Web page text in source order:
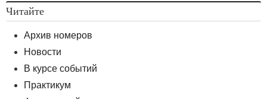
Читайте
Архив номеров
Новости
В курсе событий
Практикум